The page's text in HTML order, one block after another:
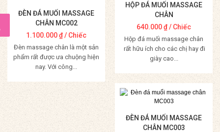
ĐÈN ĐÁ MUỐI MASSAGE
CHÂN MC002
1.100.000₫/ Chiếc
Đèn massage chân là một sản
phẩm rất được ưa chuộng hiện
nay. Với công...
Mua Hàng
HỘP ĐÁ MUỐI MASSAGE
CHÂN
640.000₫/ Chiếc
Hộp đá muối massage chân
rất hữu ích cho các chị hay đi
giày cao...
Mua Hàng
ĐÈN ĐÁ MUỐI MASSAGE
CHÂN MC003